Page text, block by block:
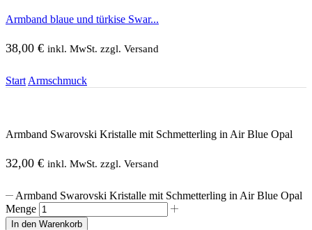
Armband blaue und türkise Swar...
38,00 € inkl. MwSt. zzgl. Versand
Start Armschmuck
Armband Swarovski Kristalle mit Schmetterling in Air Blue Opal
32,00 € inkl. MwSt. zzgl. Versand
Armband Swarovski Kristalle mit Schmetterling in Air Blue Opal
Menge
In den Warenkorb